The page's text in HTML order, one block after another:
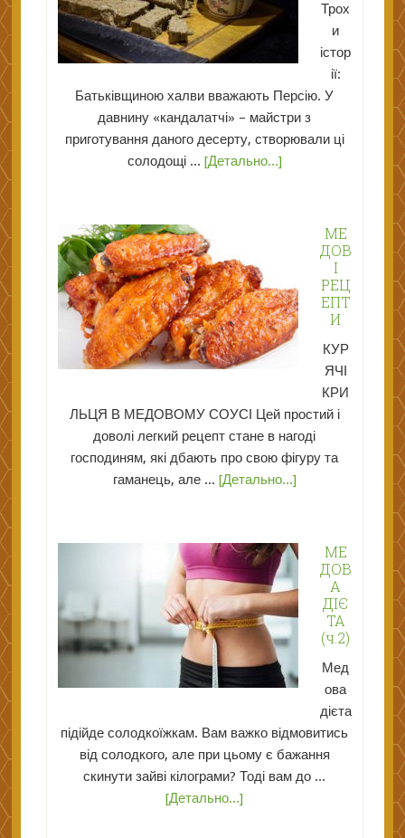
Трох
и
істор
ії:
Батьківщиною халви вважають Персію. У
давнину «кандалатчі» – майстри з
приготування даного десерту, створювали ці
солодощі ... [Детально...]
МЕ
ДОВ
І
РЕЦ
ЕПТ
И
КУР
ЯЧІ
КРИ
ЛЬЦЯ В МЕДОВОМУ СОУСІ Цей простий і
доволі легкий рецепт стане в нагоді
господиням, які дбають про свою фігуру та
гаманець, але ... [Детально...]
МЕ
ДОВ
А
ДІЄ
ТА
(ч.2)
Мед
ова
дієта
підійде солодкоїжкам. Вам важко відмовитись
від солодкого, але при цьому є бажання
скинути зайві кілограми? Тоді вам до ...
[Детально...]